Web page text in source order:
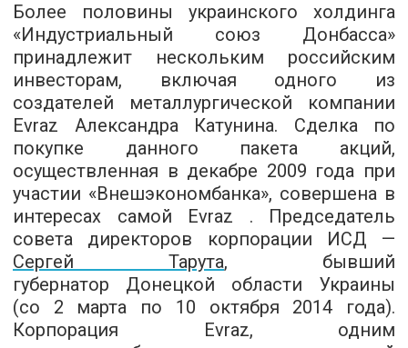
Более половины украинского холдинга
«Индустриальный союз Донбасса»
принадлежит нескольким российским
инвесторам, включая одного из
создателей металлургической компании
Evraz Александра Катунина. Сделка по
покупке данного пакета акций,
осуществленная в декабре 2009 года при
участии «Внешэкономбанка», совершена в
интересах самой Evraz . Председатель
совета директоров корпорации ИСД —
Сергей Тарута, бывший
губернатор Донецкой области Украины
(со 2 марта по 10 октября 2014 года).
Корпорация Evraz, одним